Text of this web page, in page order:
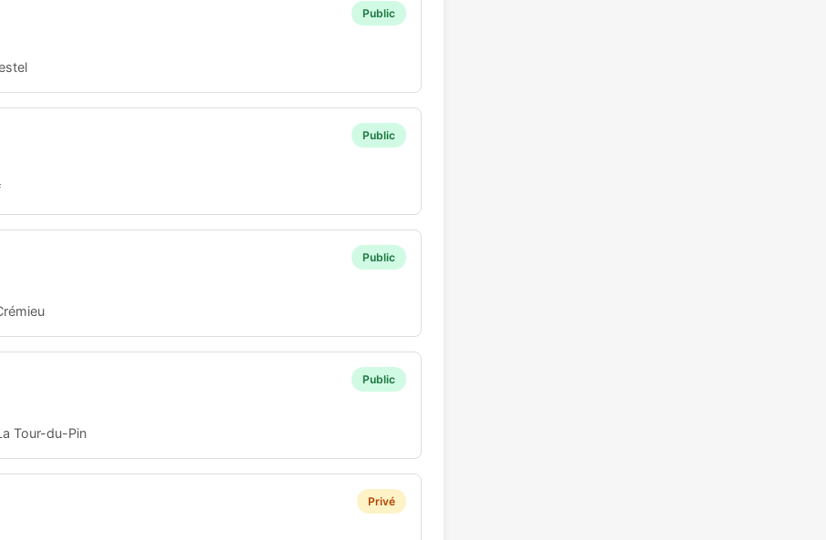
Public
Public
Public
Public
Tour-du-Pin
Privé